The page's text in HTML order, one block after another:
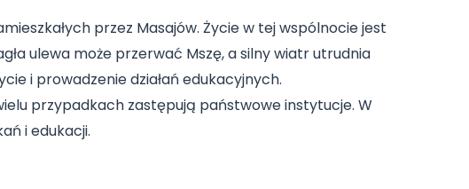
przez Masajów. Życie w tej wspólnocie jest
ulewa może przerwać Mszę, a silny wiatr utrudnia
i prowadzenie działań edukacyjnych.
przypadkach zastępują państwowe instytucje. W
i edukacji.